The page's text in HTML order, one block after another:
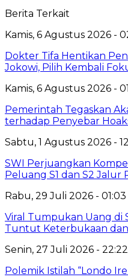
Berita Terkait
Kamis, 6 Agustus 2026 -
Dokter Tifa Hentikan
Jokowi, Pilih Kembali
Kamis, 6 Agustus 2026 -
Pemerintah Tegaskan
terhadap Penyebar
Sabtu, 1 Agustus 2026 -
SWI Perjuangkan
Peluang S1 dan S2 Jalur
Rabu, 29 Juli 2026 -
Viral Tumpukan Uang di
Tuntut Keterbukaan
Senin, 27 Juli 2026 -
Polemik Istilah “Londo